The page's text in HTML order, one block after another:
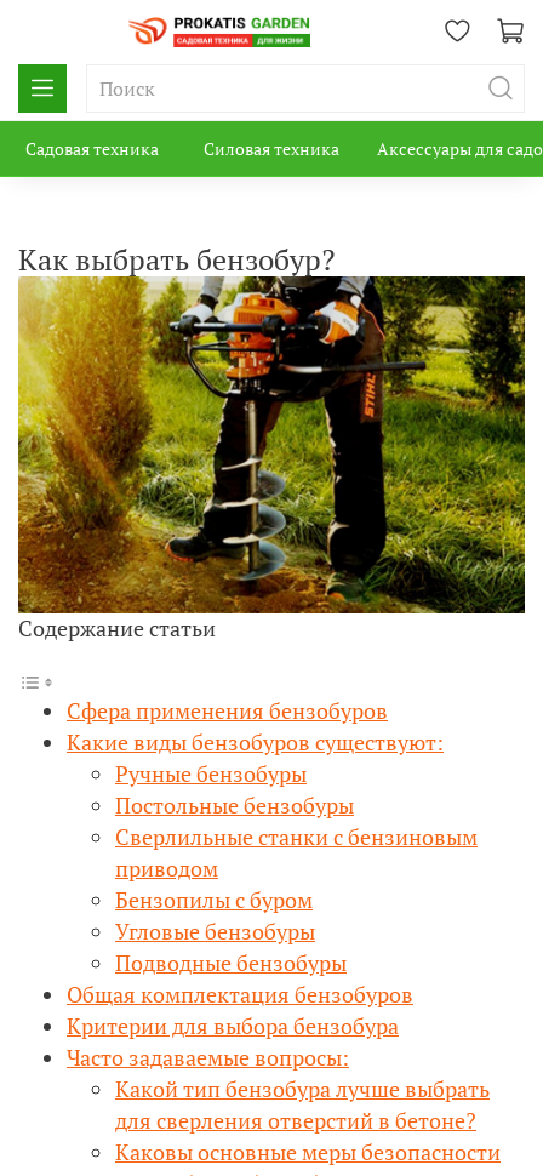
Садовая техника Силовая техника Аксессуары для
Как выбрать бензобур?
Содержание статьи
Сфера применения бензобуров
Какие виды бензобуров существуют:
Ручные бензобуры
Постольные бензобуры
Сверлильные станки с бензиновым
приводом
Бензопилы с буром
Угловые бензобуры
Подводные бензобуры
Общая комплектация бензобуров
Критерии для выбора бензобура
Часто задаваемые вопросы:
Какой тип бензобура лучше выбрать
для сверления отверстий в бетоне?
Каковы основные меры безопасности